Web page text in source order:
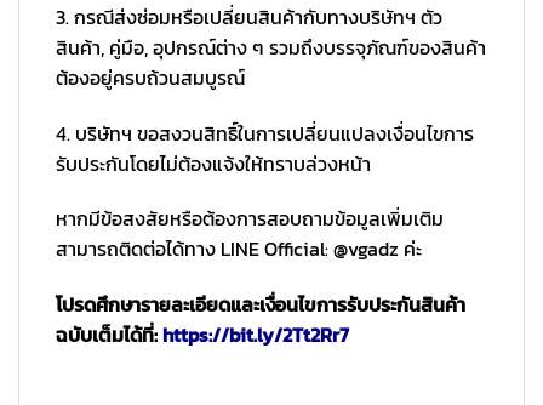
3. กรณีส่งซ่อมหรือเปลี่ยนสินค้ากับทางบริษัทฯ ตัว
สินค้า, คู่มือ, อุปกรณ์ต่าง ๆ รวมถึงบรรจุภัณฑ์ของสินค้า
ต้องอยู่ครบถ้วนสมบูรณ์
4. บริษัทฯ ขอสงวนสิทธิ์ในการเปลี่ยนแปลงเงื่อนไขการ
รับประกันโดยไม่ต้องแจ้งให้ทราบล่วงหน้า
หากมีข้อสงสัยหรือต้องการสอบถามข้อมูลเพิ่มเติม
สามารถติดต่อได้ทาง LINE Official: @vgadz ค่ะ
โปรดศึกษารายละเอียดและเงื่อนไขการรับประกันสินค้า
ฉบับเต็มได้ที่:https://bit.ly/2Tt2Rr7